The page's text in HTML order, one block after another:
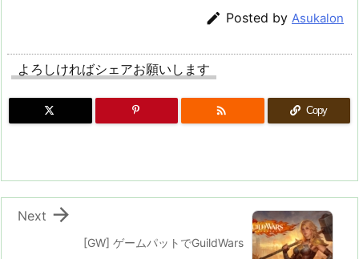
 Posted by Asukalon
よろしければシェアお願いします
 Copy
[GW] ゲームパットでGuildWars

Next